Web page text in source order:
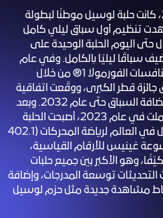
منذ افتتاحها عام 2004، كانت حلبة لوسيل موطنًا لبطولة
تنظيم أول سباق ليلي كامل
حتى اليوم الحلبة الوحيدة على
سباقًا ليليًا بالكامل. وفي عام
2021، استقبلت الحلبة منافسات الفورمولا 1® من خلال
جائزة قطر الكبرى، ووقّعت اتفاقية
تمتد لعشر سنوات لاستضافة السباق حتى عام 2032. وبعد
عملية تطوير شاملة اكتملت في عام 2023، أصبحت الحلبة
تضم مبنى الصيانة الأطول في العالم لرياضة المحركات (402.1
غينيس للأرقام القياسية،
50 مرآبًا مكيّفًا، وهو الأكبر بين جميع حلبات
شملت التحديثات توسعة المدرجات، وإضافة
مشاهدة جديدة مثل حزم لوسيل
Hi
Arabic
Welcome!